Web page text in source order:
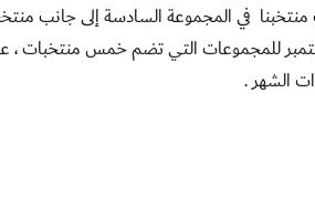
منتخبنا في المجموعة السادسة إلى جانب